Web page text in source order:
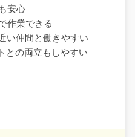
安心
作業できる
い仲間と働きやすい
との両立もしやすい